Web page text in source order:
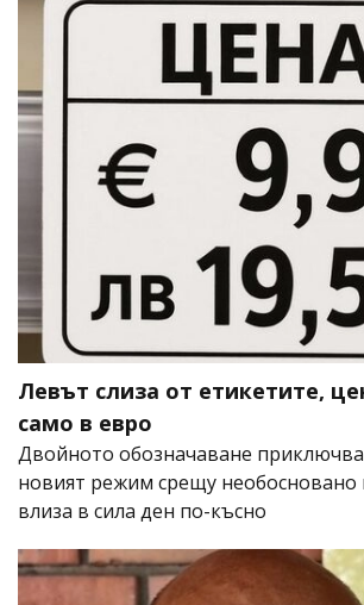
Левът слиза от етикетите,
само в евро
Двойното обозначаване приключва
новият режим срещу необосновано
влиза в сила ден по-късно